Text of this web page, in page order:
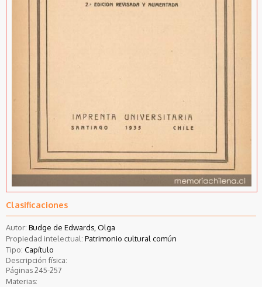
Clasificaciones
Autor: Budge de Edwards, Olga
Propiedad intelectual: Patrimonio cultural común
Tipo: Capítulo
Descripción física:
Páginas 245-257
Materias: